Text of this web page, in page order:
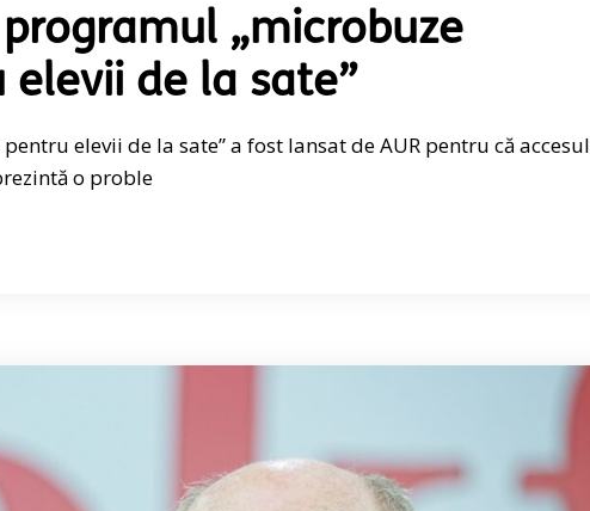
„microbuze
de la sate”
elevii de la sate” a fost lansat de AUR pentru că accesul
o proble